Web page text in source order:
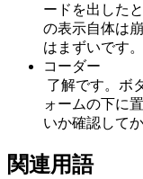
ードを出した
の表示自体は
はまずいです。
コーダー
了解です。ボ
ォームの下に
いか確認して
関連用語